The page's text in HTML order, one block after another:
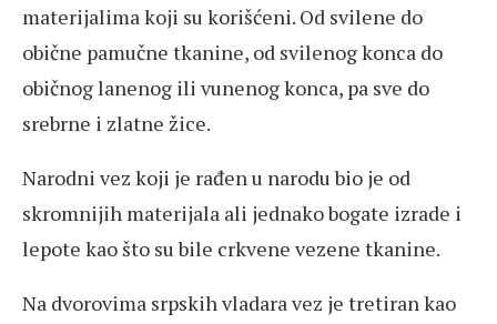
materijalima koji su korišćeni. Od svilene do
obične pamučne tkanine, od svilenog konca do
običnog lanenog ili vunenog konca, pa sve do
srebrne i zlatne žice.
Narodni vez koji je rađen u narodu bio je od
skromnijih materijala ali jednako bogate izrade i
lepote kao što su bile crkvene vezene tkanine.
Na dvorovima srpskih vladara vez je tretiran kao